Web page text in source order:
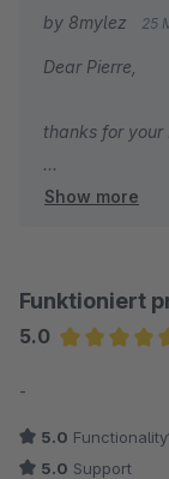
by 8mylez 25
Dear Pierre,
thanks for your
We have
Have a nice
Show more
Funktioniert
5.0
-
5.0 Functionality
5.0 Support